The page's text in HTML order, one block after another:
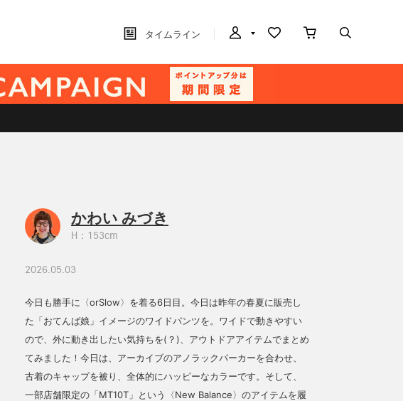
タイムライン
かわい みづき
H：153cm
2026.05.03
今日も勝手に〈orSlow〉を着る6日目。今日は昨年の春夏に販売し
た「おてんば娘」イメージのワイドパンツを。ワイドで動きやすい
ので、外に動き出したい気持ちを(？)、アウトドアアイテムでまとめ
てみました！今日は、アーカイブのアノラックパーカーを合わせ、
古着のキャップを被り、全体的にハッピーなカラーです。そして、
一部店舗限定の「MT10T」という〈New Balance〉のアイテムを履